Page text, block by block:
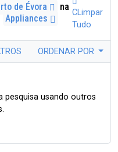
de Évora
na
Appliances
CLimpar
Tudo
ORDENAR POR
pesquisa usando outros